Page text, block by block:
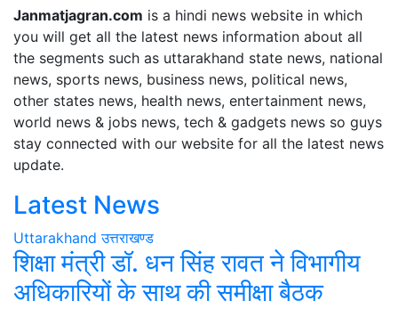
Janmatjagran.com is a hindi news website in which
you will get all the latest news information about all
the segments such as uttarakhand state news, national
news, sports news, business news, political news,
other states news, health news, entertainment news,
world news & jobs news, tech & gadgets news so guys
stay connected with our website for all the latest news
update.
Latest News
Uttarakhand उत्तराखण्ड
शिक्षा मंत्री डॉ. धन सिंह रावत ने विभागीय
अधिकारियों के साथ की समीक्षा बैठक